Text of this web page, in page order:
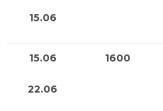
15.06
15.06
22.06
1600